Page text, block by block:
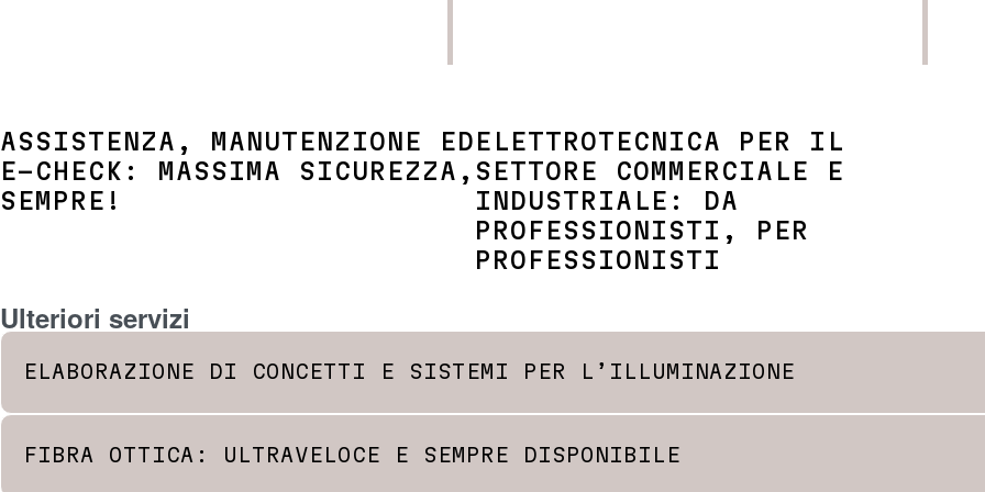
ASSISTENZA, MANUTENZIONE ED
E-CHECK: MASSIMA SICUREZZA,
SEMPRE!
ELETTROTECNICA PER IL
SETTORE COMMERCIALE E
INDUSTRIALE: DA
PROFESSIONISTI, PER
PROFESSIONISTI
Ulteriori servizi
ELABORAZIONE DI CONCETTI E SISTEMI PER L’ILLUMINAZIONE
Garantite ai vostri ambienti un’illuminazione perfetta. Elektro W&W sviluppa
esterni, in armonia con l’architettura e l’impiego previsto. Combinando design,
FIBRA OTTICA: ULTRAVELOCE E SEMPRE DISPONIBILE